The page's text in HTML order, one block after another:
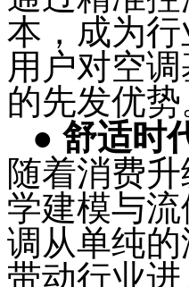
本，成为
用户对空
的先发优势
● 舒适时
随着消费
学建模与
调从单纯
带动行业